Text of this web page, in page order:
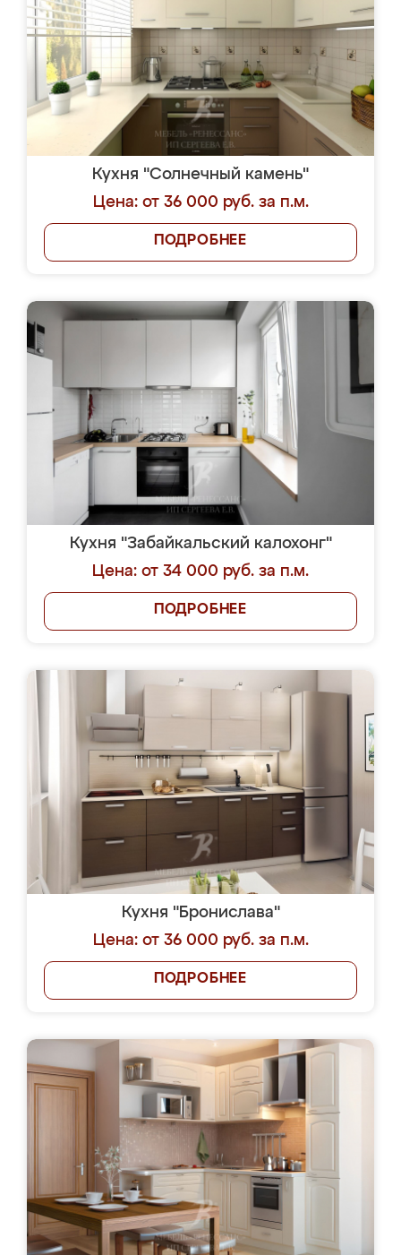
Кухня "Солнечный камень"
Цена: от 36 000 руб. за п.м.
ПОДРОБНЕЕ
Кухня "Забайкальский калохонг"
Цена: от 34 000 руб. за п.м.
ПОДРОБНЕЕ
Кухня "Бронислава"
Цена: от 36 000 руб. за п.м.
ПОДРОБНЕЕ